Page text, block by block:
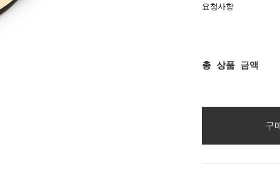
요청사항
총 상품 금액
구